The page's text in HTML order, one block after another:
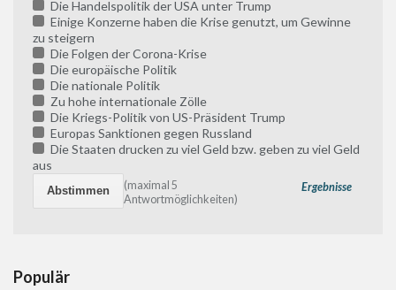
Die Handelspolitik der USA unter Trump
Einige Konzerne haben die Krise genutzt, um Gewinne
zu steigern
Die Folgen der Corona-Krise
Die europäische Politik
Die nationale Politik
Zu hohe internationale Zölle
Die Kriegs-Politik von US-Präsident Trump
Europas Sanktionen gegen Russland
Die Staaten drucken zu viel Geld bzw. geben zu viel Geld
aus
Ergebnisse
(maximal 5
Antwortmöglichkeiten)
Populär